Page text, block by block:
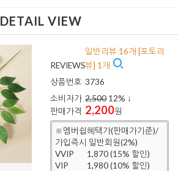
DETAIL VIEW
REVIEWS
일반리뷰 16개 [포토리
뷰] 1개
상품번호 3736
소비자가 2,500 12% ↓
판매가격 2,200원
※멤버쉽혜택가(판매가기준)/
가입즉시 일반회원(2%)
VVIP
1,870 (15% 할인)
VIP
1,980 (10% 할인)